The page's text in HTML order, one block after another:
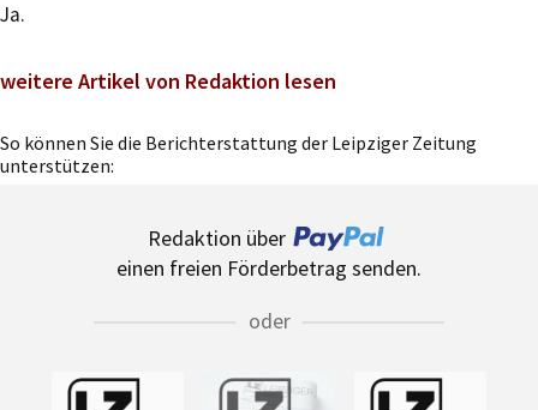
Ja.
weitere Artikel von Redaktion lesen
So können Sie die Berichterstattung der Leipziger Zeitung
unterstützen:
Redaktion über
einen freien Förderbetrag senden.
oder